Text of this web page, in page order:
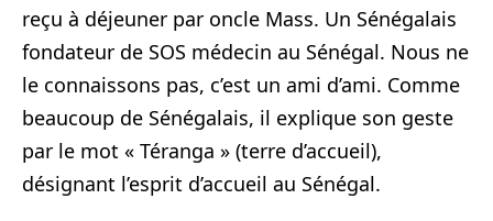
reçu à déjeuner par oncle Mass. Un Sénégalais
fondateur de SOS médecin au Sénégal. Nous ne
le connaissons pas, c’est un ami d’ami. Comme
beaucoup de Sénégalais, il explique son geste
par le mot « Téranga » (terre d’accueil),
désignant l’esprit d’accueil au Sénégal.